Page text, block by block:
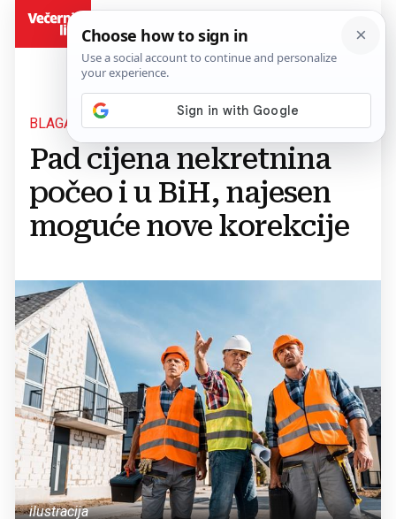
BLAGA STABILIZACIJA TRŽIŠTA
Pad cijena nekretnina
počeo i u BiH, najesen
moguće nove korekcije
ilustracija